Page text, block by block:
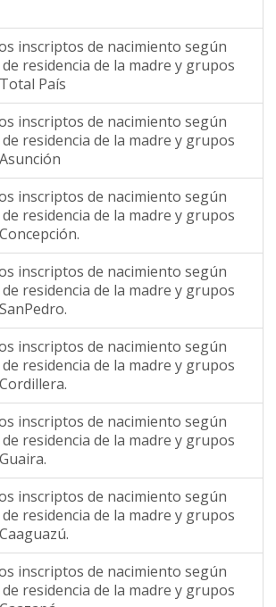
inscriptos de nacimiento según
residencia de la madre y grupos
País
inscriptos de nacimiento según
residencia de la madre y grupos
inscriptos de nacimiento según
residencia de la madre y grupos
inscriptos de nacimiento según
residencia de la madre y grupos
inscriptos de nacimiento según
residencia de la madre y grupos
inscriptos de nacimiento según
residencia de la madre y grupos
inscriptos de nacimiento según
residencia de la madre y grupos
inscriptos de nacimiento según
residencia de la madre y grupos